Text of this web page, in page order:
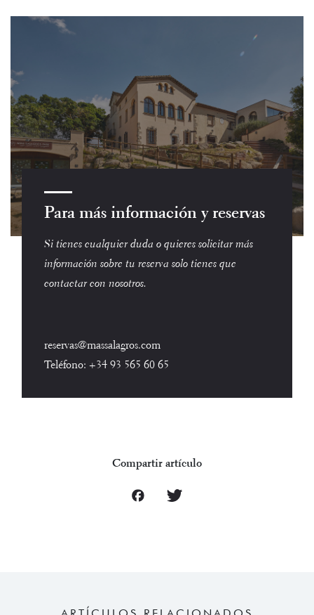
Para más información y reservas
Si tienes cualquier duda o quieres solicitar más
información sobre tu reserva solo tienes que
contactar con nosotros.
reservas@massalagros.com
Teléfono: +34 93 565 60 65
Compartir artículo
ARTÍCULOS RELACIONADOS